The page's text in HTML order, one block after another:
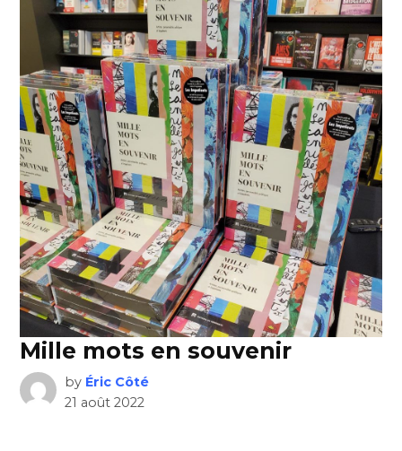
Mille mots en souvenir
by Éric Côté
21 août 2022